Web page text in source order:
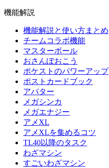
機能解説
機能解説と使い方まとめ
チームコラボ機能
マスターボール
おさんぽおこう
ポケストのパワーアップ
ポストカードブック
アバター
メガシンカ
メガエナジー
アメXL
アメXLを集めるコツ
TL40以降のタスク
わざマシン
すごいわざマシン